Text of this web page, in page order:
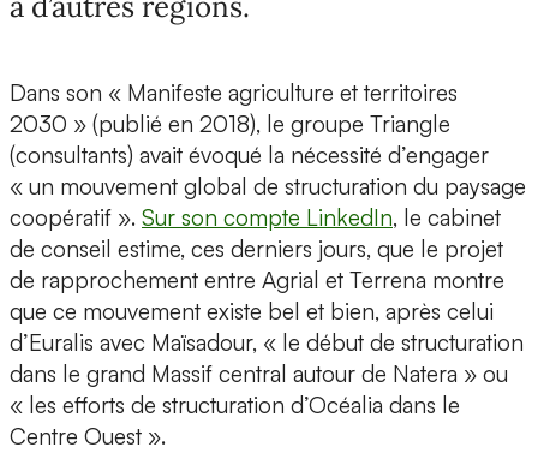
Dans son « Manifeste agriculture et territoires
2030 » (publié en 2018), le groupe Triangle
(consultants) avait évoqué la nécessité d’engager
« un mouvement global de structuration du paysage
coopératif ». Sur son compte LinkedIn, le cabinet
de conseil estime, ces derniers jours, que le projet
de rapprochement entre Agrial et Terrena montre
que ce mouvement existe bel et bien, après celui
d’Euralis avec Maïsadour, « le début de structuration
dans le grand Massif central autour de Natera » ou
« les efforts de structuration d’Océalia dans le
Centre Ouest ».